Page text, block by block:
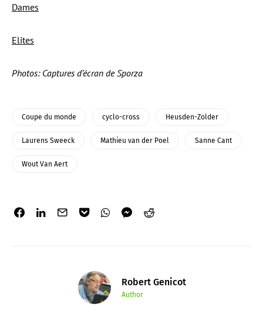
Dames
Elites
Photos: Captures d’écran de Sporza
Coupe du monde cyclo-cross Heusden-Zolder
Laurens Sweeck Mathieu van der Poel Sanne Cant
Wout Van Aert
Robert Genicot
Author